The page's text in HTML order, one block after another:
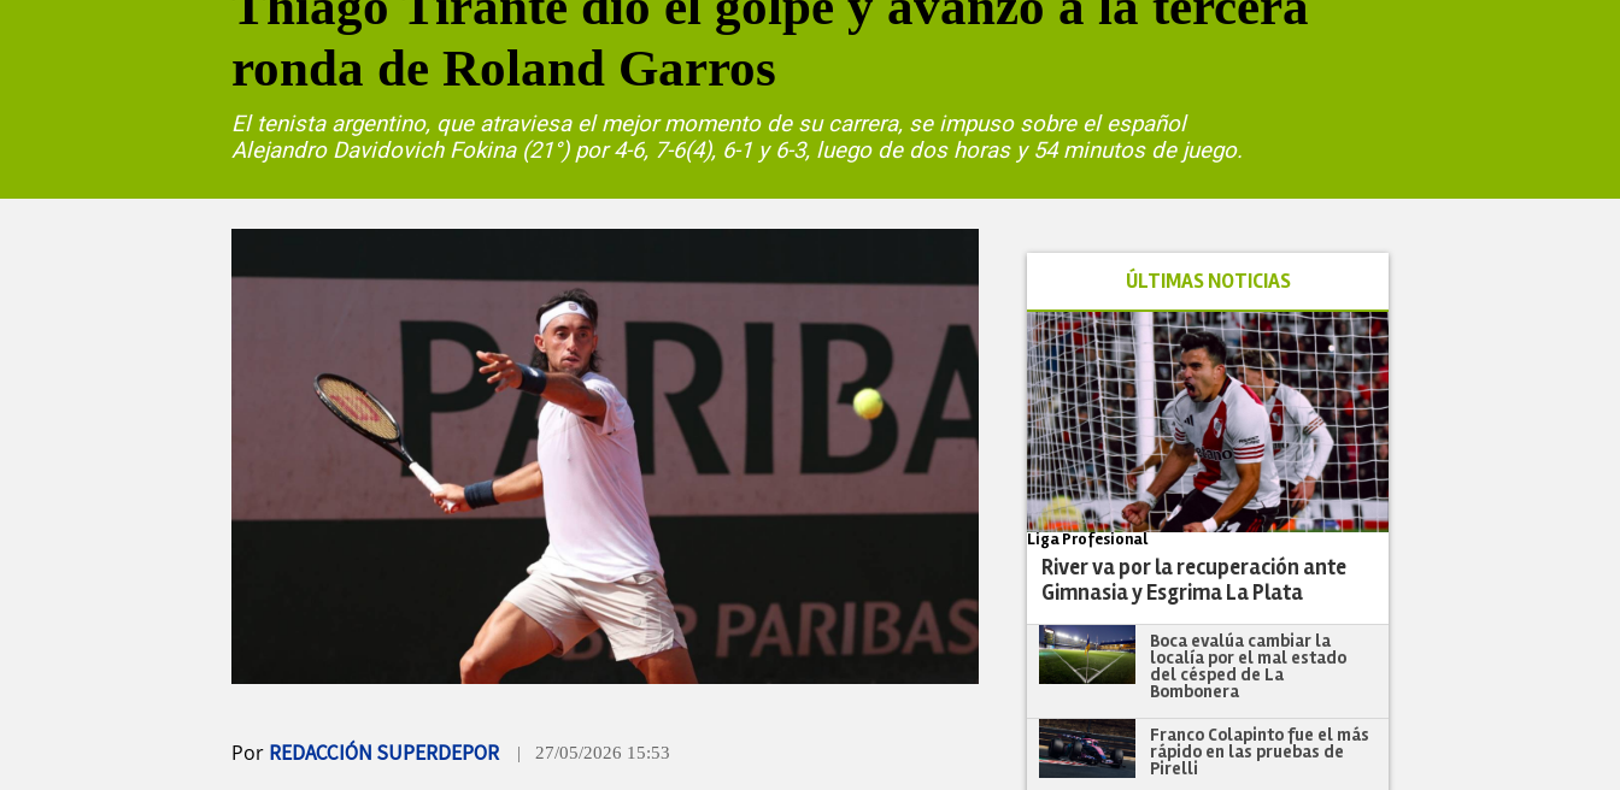
ronda de Roland Garros
El tenista argentino, que atraviesa el mejor momento de su carrera, se impuso sobre el español
Alejandro Davidovich Fokina (21°) por 4-6, 7-6(4), 6-1 y 6-3, luego de dos horas y 54 minutos de juego.
Por REDACCIÓN SUPERDEPOR | 27/05/2026 15:53
ÚLTIMAS NOTICIAS
Liga Profesional
River va por la recuperación ante
Gimnasia y Esgrima La Plata
Boca evalúa cambiar la
localía por el mal estado
del césped de La
Bombonera
Franco Colapinto fue el más
rápido en las pruebas de
Pirelli